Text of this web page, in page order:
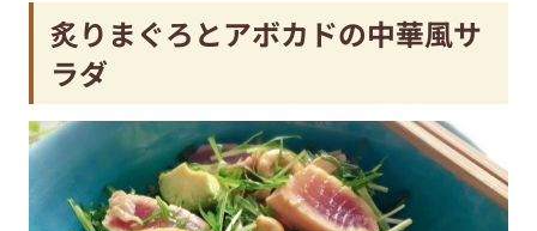
炙りまぐろとアボカドの中華風サ
ラダ